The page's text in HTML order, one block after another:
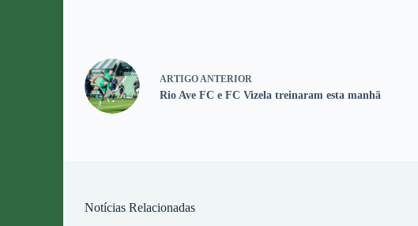
ARTIGO ANTERIOR
Rio Ave FC e FC Vizela treinaram esta manhã
Notícias Relacionadas